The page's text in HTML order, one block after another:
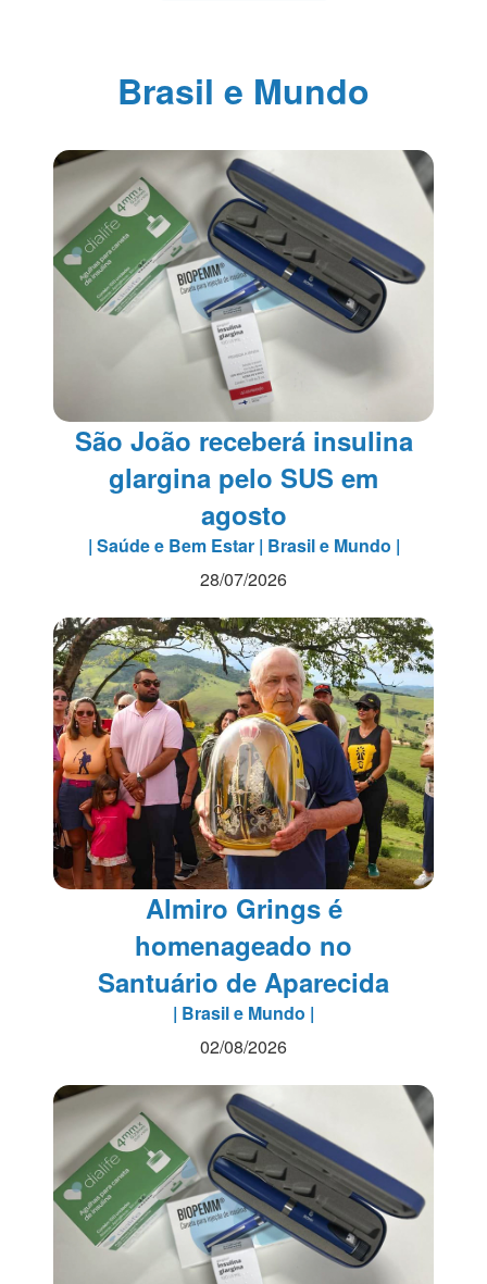
Brasil e Mundo
São João receberá insulina
glargina pelo SUS em
agosto
| Saúde e Bem Estar | Brasil e Mundo |
28/07/2026
Almiro Grings é
homenageado no
Santuário de Aparecida
| Brasil e Mundo |
02/08/2026